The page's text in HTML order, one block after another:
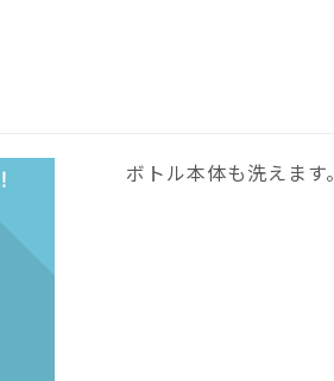
ボトル本体も洗えます。